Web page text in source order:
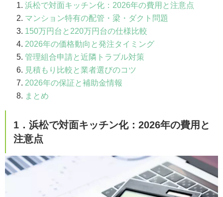
浜松で対面キッチン化：2026年の費用と注意点
マンション特有の配管・梁・ダクト問題
150万円台と220万円台の仕様比較
2026年の価格動向と発注タイミング
管理組合申請と近隣トラブル対策
見積もり比較と業者選びのコツ
2026年の保証と補助金情報
まとめ
1．浜松で対面キッチン化：2026年の費用と
注意点